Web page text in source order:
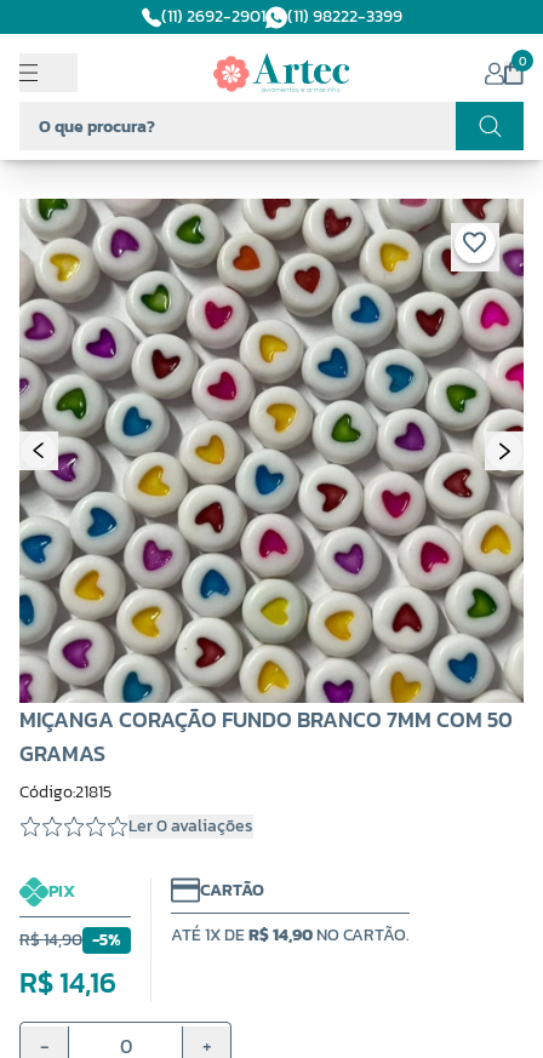
(11) 2692-2901 (11) 98222-3399
0
MIÇANGA CORAÇÃO FUNDO BRANCO 7MM COM 50
GRAMAS
Código:21815
Ler 0 avaliações
PIX
R$ 14,90 -5%
R$ 14,16
CARTÃO
ATÉ 1X DER$ 14,90NO CARTÃO.
- +